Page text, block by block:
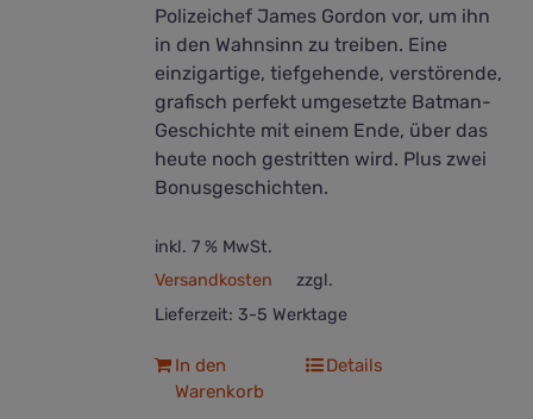
Polizeichef James Gordon vor, um ihn
in den Wahnsinn zu treiben. Eine
einzigartige, tiefgehende, verstörende,
grafisch perfekt umgesetzte Batman-
Geschichte mit einem Ende, über das
heute noch gestritten wird. Plus zwei
Bonusgeschichten.
inkl. 7 % MwSt.
zzgl.
Versandkosten
Lieferzeit: 3-5 Werktage
In den
Warenkorb
Details